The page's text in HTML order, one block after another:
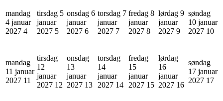
mandag
4 januar
2027 4
tirsdag 5
januar
2027 5
onsdag 6
januar
2027 6
torsdag 7
januar
2027 7
fredag 8
januar
2027 8
lørdag 9
januar
2027 9
søndag
10 januar
2027 10
mandag
11 januar
2027 11
tirsdag
12
januar
2027 12
onsdag
13
januar
2027 13
torsdag
14
januar
2027 14
fredag
15
januar
2027 15
lørdag
16
januar
2027 16
søndag
17 januar
2027 17